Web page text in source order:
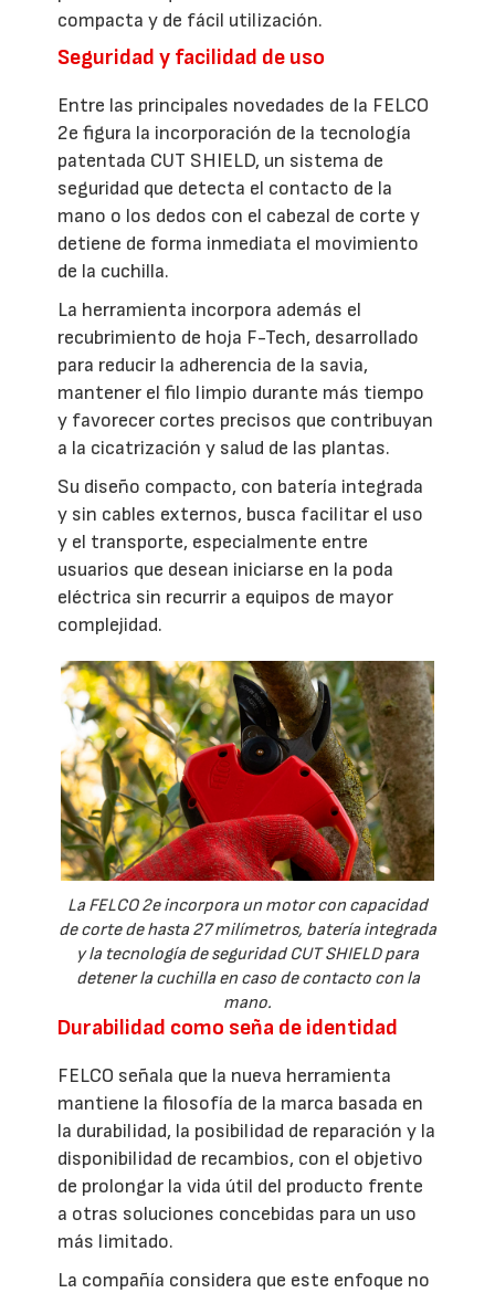
compacta y de fácil utilización.
Seguridad y facilidad de uso
Entre las principales novedades de la FELCO
2e figura la incorporación de la tecnología
patentada CUT SHIELD, un sistema de
seguridad que detecta el contacto de la
mano o los dedos con el cabezal de corte y
detiene de forma inmediata el movimiento
de la cuchilla.
La herramienta incorpora además el
recubrimiento de hoja F-Tech, desarrollado
para reducir la adherencia de la savia,
mantener el filo limpio durante más tiempo
y favorecer cortes precisos que contribuyan
a la cicatrización y salud de las plantas.
Su diseño compacto, con batería integrada
y sin cables externos, busca facilitar el uso
y el transporte, especialmente entre
usuarios que desean iniciarse en la poda
eléctrica sin recurrir a equipos de mayor
complejidad.
La FELCO 2e incorpora un motor con capacidad
de corte de hasta 27 milímetros, batería integrada
y la tecnología de seguridad CUT SHIELD para
detener la cuchilla en caso de contacto con la
mano.
Durabilidad como seña de identidad
FELCO señala que la nueva herramienta
mantiene la filosofía de la marca basada en
la durabilidad, la posibilidad de reparación y la
disponibilidad de recambios, con el objetivo
de prolongar la vida útil del producto frente
a otras soluciones concebidas para un uso
más limitado.
La compañía considera que este enfoque no